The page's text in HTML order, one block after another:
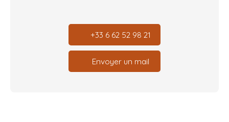
+33 6 62 52 98 21
Envoyer un mail